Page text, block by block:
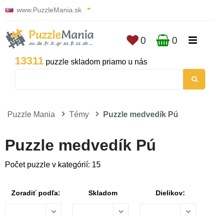
www.PuzzleMania.sk
13311 puzzle skladom priamo u nás
0 0
Puzzle Mania Témy Puzzle medvedík Pú
Puzzle medvedík Pú
Počet puzzle v kategórií: 15
Zoradiť podľa: Skladom Dielikov: